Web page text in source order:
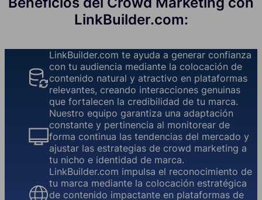
LinkBuilder.com:
LinkBuilder.com te ayuda a generar confianza
con tu audiencia mediante la colocación de
contenido natural y atractivo en plataformas
relevantes, creando interacciones genuinas
que fortalecen la credibilidad de tu marca.
Nuestro equipo garantiza una adaptación
constante y pertinencia al monitorear de
forma continua las tendencias del mercado y
ajustar las estrategias de crowd marketing a
tu nicho e identidad de marca.
LinkBuilder.com impulsa el reconocimiento de
tu marca mediante la colocación estratégica
de contenido impactante en plataformas de